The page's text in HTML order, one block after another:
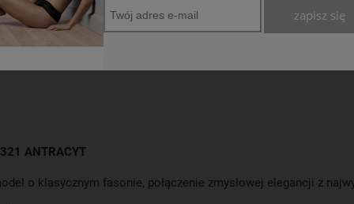
DOSTAWA
ANTRACYT
o klasycznym fasonie, połączenie zmysłowej elegancji z
zapisz się